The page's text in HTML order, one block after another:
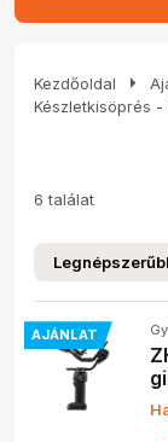
Kezdőoldal arrow_right
Készletkisöprés
6 találat
AJÁNLAT